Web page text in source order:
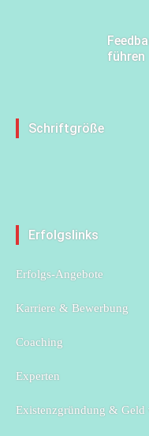
führen
Schriftgröße
Erfolgslinks
Erfolgs-Angebote
Karriere & Bewerbung
Coaching
Experten
Existenzgründung & Geld